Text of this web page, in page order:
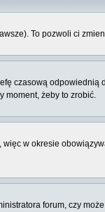
To pozwoli ci
czasową odpowiednią
moment, żeby to zrobić.
więc w okresie
forum, czy